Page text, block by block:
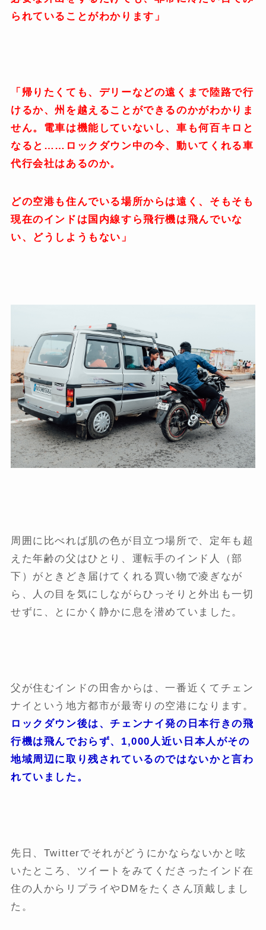
られていることがわかります」
「帰りたくても、デリーなどの遠くまで陸路で行
けるか、州を越えることができるのかがわかりま
せん。電車は機能していないし、車も何百キロと
なると……ロックダウン中の今、動いてくれる車
代行会社はあるのか。
どの空港も住んでいる場所からは遠く、そもそも
現在のインドは国内線すら飛行機は飛んでいな
い、どうしようもない」
周囲に比べれば肌の色が目立つ場所で、定年も超
えた年齢の父はひとり、運転手のインド人（部
下）がときどき届けてくれる買い物で凌ぎなが
ら、人の目を気にしながらひっそりと外出も一切
せずに、とにかく静かに息を潜めていました。
父が住むインドの田舎からは、一番近くてチェン
ナイという地方都市が最寄りの空港になります。
ロックダウン後は、チェンナイ発の日本行きの飛
行機は飛んでおらず、1,000人近い日本人がその
地域周辺に取り残されているのではないかと言わ
れていました。
先日、Twitterでそれがどうにかならないかと呟
いたところ、ツイートをみてくださったインド在
住の人からリプライやDMをたくさん頂戴しまし
た。